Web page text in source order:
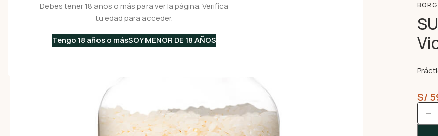
Debes tener 18 años o más para ver la página. Verifica
tu edad para acceder.
Tengo 18 años o másSOY MENOR DE 18 AÑOS
S/